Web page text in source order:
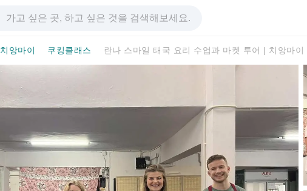
치앙마이 쿠킹클래스 란나 스마일 태국 요리 수업과 마켓 투어 | 치앙마이